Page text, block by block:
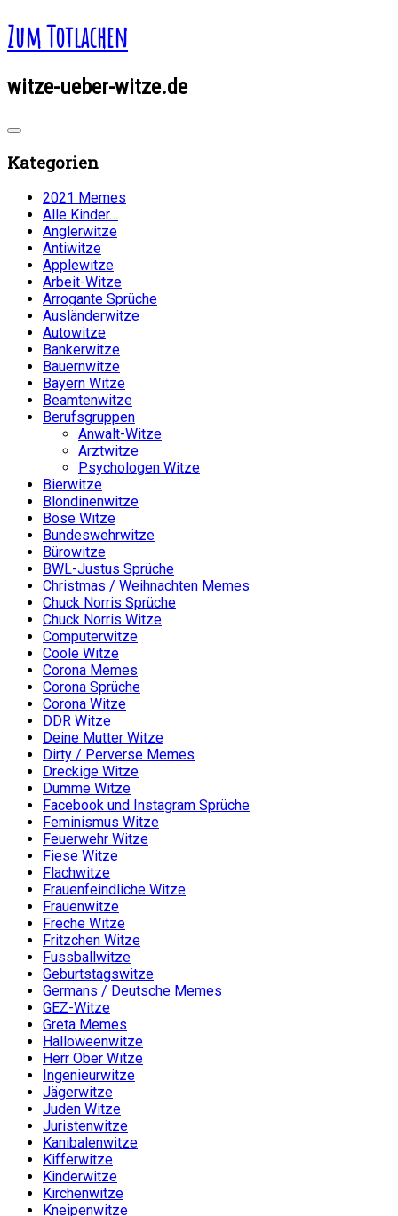
Zum Totlachen
witze-ueber-witze.de
Kategorien
2021 Memes
Alle Kinder…
Anglerwitze
Antiwitze
Applewitze
Arbeit-Witze
Arrogante Sprüche
Ausländerwitze
Autowitze
Bankerwitze
Bauernwitze
Bayern Witze
Beamtenwitze
Berufsgruppen
Anwalt-Witze
Arztwitze
Psychologen Witze
Bierwitze
Blondinenwitze
Böse Witze
Bundeswehrwitze
Bürowitze
BWL-Justus Sprüche
Christmas / Weihnachten Memes
Chuck Norris Sprüche
Chuck Norris Witze
Computerwitze
Coole Witze
Corona Memes
Corona Sprüche
Corona Witze
DDR Witze
Deine Mutter Witze
Dirty / Perverse Memes
Dreckige Witze
Dumme Witze
Facebook und Instagram Sprüche
Feminismus Witze
Feuerwehr Witze
Fiese Witze
Flachwitze
Frauenfeindliche Witze
Frauenwitze
Freche Witze
Fritzchen Witze
Fussballwitze
Geburtstagswitze
Germans / Deutsche Memes
GEZ-Witze
Greta Memes
Halloweenwitze
Herr Ober Witze
Ingenieurwitze
Jägerwitze
Juden Witze
Juristenwitze
Kanibalenwitze
Kifferwitze
Kinderwitze
Kirchenwitze
Kneipenwitze